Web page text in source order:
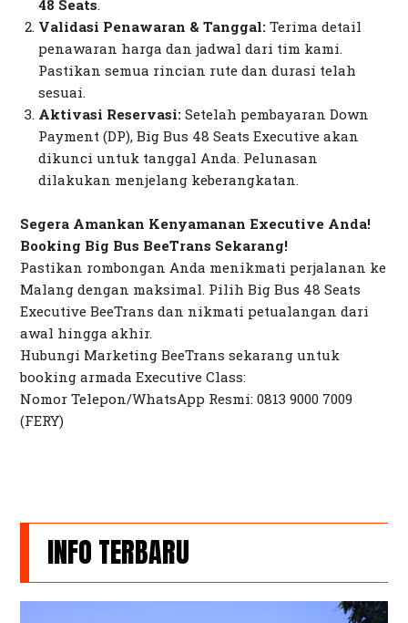
48 Seats.
Validasi Penawaran & Tanggal: Terima detail
penawaran harga dan jadwal dari tim kami.
Pastikan semua rincian rute dan durasi telah
sesuai.
Aktivasi Reservasi: Setelah pembayaranDown
Payment (DP), Big Bus 48 Seats Executive akan
dikunci untuk tanggal Anda. Pelunasan
dilakukan menjelang keberangkatan.
Segera Amankan Kenyamanan Executive Anda!
Booking Big Bus BeeTrans Sekarang!
Pastikan rombongan Anda menikmati perjalanan ke
Malang dengan maksimal. Pilih Big Bus 48 Seats
Executive BeeTrans dan nikmati petualangan dari
awal hingga akhir.
Hubungi Marketing BeeTrans sekarang untuk
booking armada Executive Class:
Nomor Telepon/WhatsApp Resmi: 0813 9000 7009
(FERY)
INFO TERBARU